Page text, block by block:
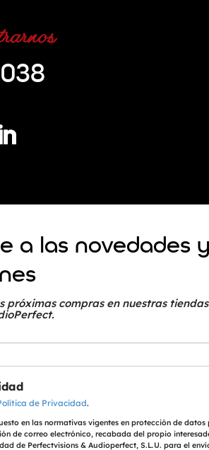
a las novedades y
próximas compras en nuestras
de Privacidad.
en las normativas vigentes en protección de datos
de correo electrónico, recabada del propio
de Perfectvisions & Audioperfect, S.L.U. para el